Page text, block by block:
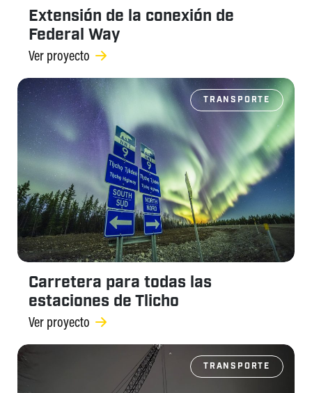
Extensión de la conexión de
Federal Way
Ver proyecto
TRANSPORTE
Carretera para todas las
estaciones de Tlicho
Ver proyecto
TRANSPORTE